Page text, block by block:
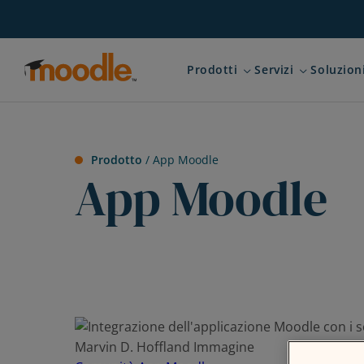
Prodotti Expand child menu for
Servizi Expand
Soluzioni
Prodotto / App Moodle
App Moodle